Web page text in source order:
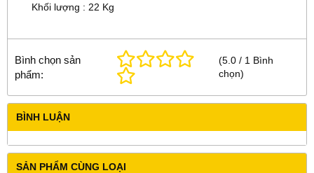
Khối lượng : 22 Kg
Bình chọn sản
phẩm:
(5.0 / 1 Bình
chọn)
BÌNH LUẬN
SẢN PHẨM CÙNG LOẠI